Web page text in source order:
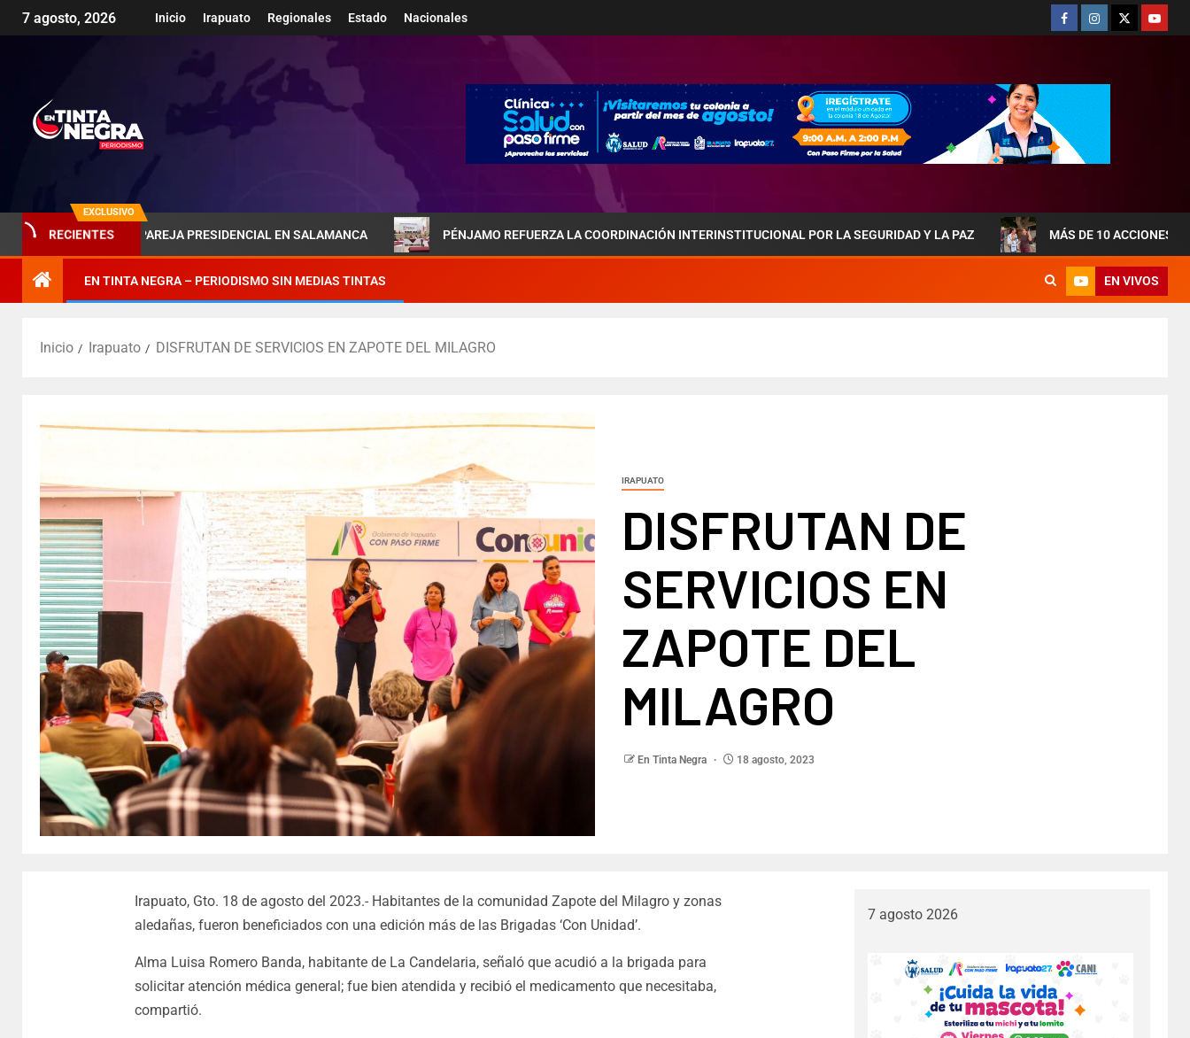
7 agosto, 2026 Inicio Irapuato Regionales Estado Nacionales
EXCLUSIVO
RECIENTES
DE LA PAREJA PRESIDENCIAL EN SALAMANCA PÉNJAMO REFUERZA LA COORDINACIÓN INTERINSTITUCIONAL POR LA SEGURIDAD Y LA PAZ MÁS DE 10 ACCIONES DE OBRAS
EN TINTA NEGRA – PERIODISMO SIN MEDIAS TINTAS EN VIVOS
Inicio Irapuato DISFRUTAN DE SERVICIOS EN ZAPOTE DEL MILAGRO
IRAPUATO
DISFRUTAN DE
SERVICIOS EN
ZAPOTE DEL
MILAGRO
En Tinta Negra 18 agosto, 2023
Irapuato, Gto. 18 de agosto del 2023.- Habitantes de la comunidad Zapote del Milagro y zonas
aledañas, fueron beneficiados con una edición más de las Brigadas ‘Con Unidad’.
Alma Luisa Romero Banda, habitante de La Candelaria, señaló que acudió a la brigada para
solicitar atención médica general; fue bien atendida y recibió el medicamento que necesitaba,
compartió.
7 agosto 2026